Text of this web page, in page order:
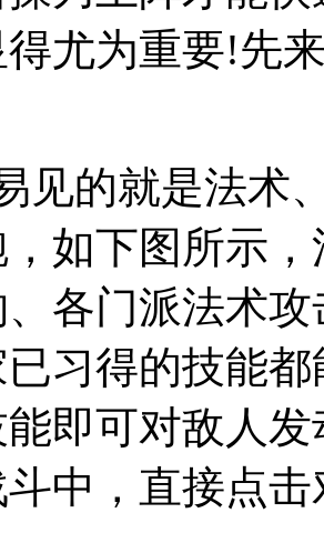
尤为重要!先
见的就是法术
如下图所示
各门派法术
习得的技能
即可对敌人
中，直接点